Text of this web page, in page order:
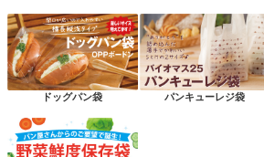
ドッグパン袋 パンキューレジ袋